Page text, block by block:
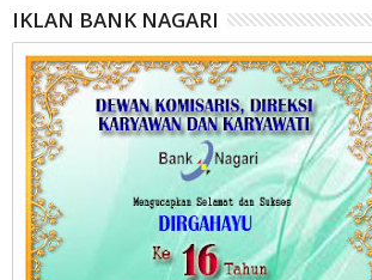
IKLAN BANK NAGARI